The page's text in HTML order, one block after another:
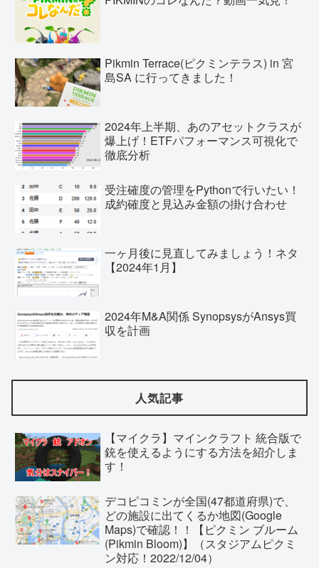
Pikmin Terrace(ピクミンテラス) in 宮
島SA に行ってきました！
2024年上半期、あのアセットクラスが
爆上げ！ETFパフォーマンス可視化で
徹底分析
受注確度の管理をPythonで行いたい！
成約確度と見込み金額の掛け合わせ
一ヶ月後に見直してみましょう！ネタ
【2024年1月】
2024年M&A関係 SynopsysがAnsys買
収を計画
人気記事
【マイクラ】マインクラフト 統合版で
銃を使えるようにする方法を紹介しま
す！
デコピコミンが全国(47都道府県)で、
どの施設に出てくるか地図(Google
Maps)で確認！！【ピクミン ブルーム
(Pikmin Bloom)】（スタジアムピクミ
ン対応！2022/12/04）